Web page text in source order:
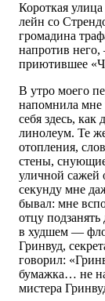
Короткая
лейн со
громадина
напротив
приютившее
В утро моего
напомнила мне
себя здесь,
линолеум. Те
отопления,
стены,
уличной сажей
секунду мне
бывал: мне
отцу
в худшем —
Гринвуд,
говорил:
бумажка… не
мистера